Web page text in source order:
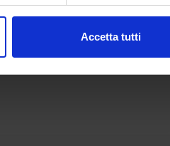
cookie.
Accetta tutti